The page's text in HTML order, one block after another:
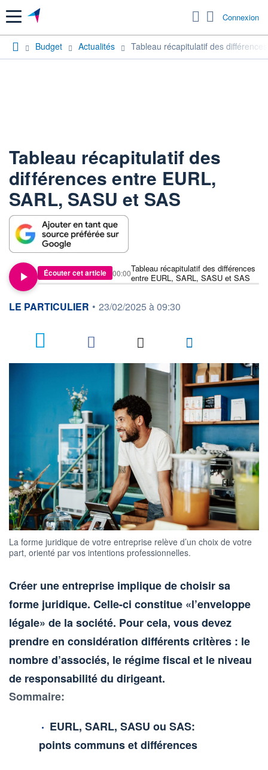
Menu Connexion
Budget Actualités Tableau récapitulatif des
Tableau récapitulatif des
différences entre EURL,
SARL, SASU et SAS
Écouter cet article
Tableau récapitulatif des différences
entre EURL, SARL, SASU et SAS
00:00
information fournie par
LE PARTICULIER • 23/02/2025 à 09:30
La forme juridique de votre entreprise relève d’un choix de votre
part, orienté par vos intentions professionnelles.
Créer une entreprise implique de choisir sa
forme juridique. Celle-ci constitue «l’enveloppe
légale» de la société. Pour cela, vous devez
prendre en considération différents critères : le
nombre d’associés, le régime fiscal et le niveau
de responsabilité du dirigeant.
Sommaire:
EURL, SARL, SASU ou SAS:
points communs et différences